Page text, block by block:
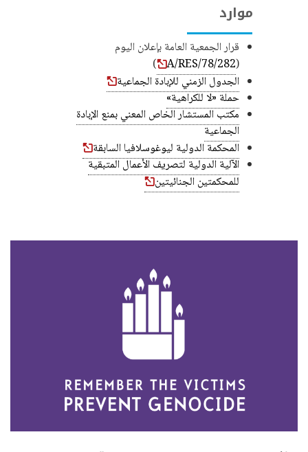
موارد
قرار الجمعية العامة بإعلان اليوم
(
A/RES/78/282
)
الجدول الزمني للإبادة الجماعية
حملة «لا للكراهية»
مكتب المستشار الخاص المعني بمنع الإبادة
الجماعية
المحكمة الدولية ليوغوسلافيا السابقة
الآلية الدولية لتصريف الأعمال المتبقية
للمحكمتين الجنائيتين